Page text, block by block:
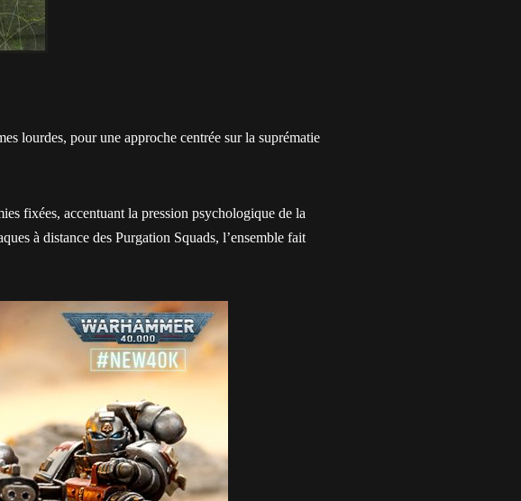
lourdes, pour une approche centrée sur la suprématie
fixées, accentuant la pression psychologique de la
à distance des Purgation Squads, l’ensemble fait